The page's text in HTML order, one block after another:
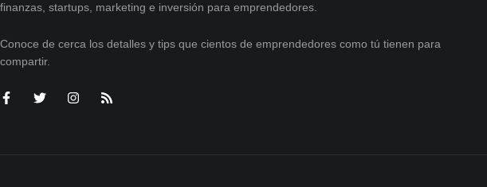
finanzas, startups, marketing e inversión para emprendedores.
Conoce de cerca los detalles y tips que cientos de emprendedores como tú tienen para
compartir.